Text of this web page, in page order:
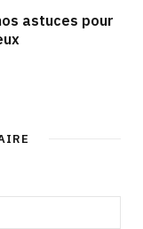
astuces pour